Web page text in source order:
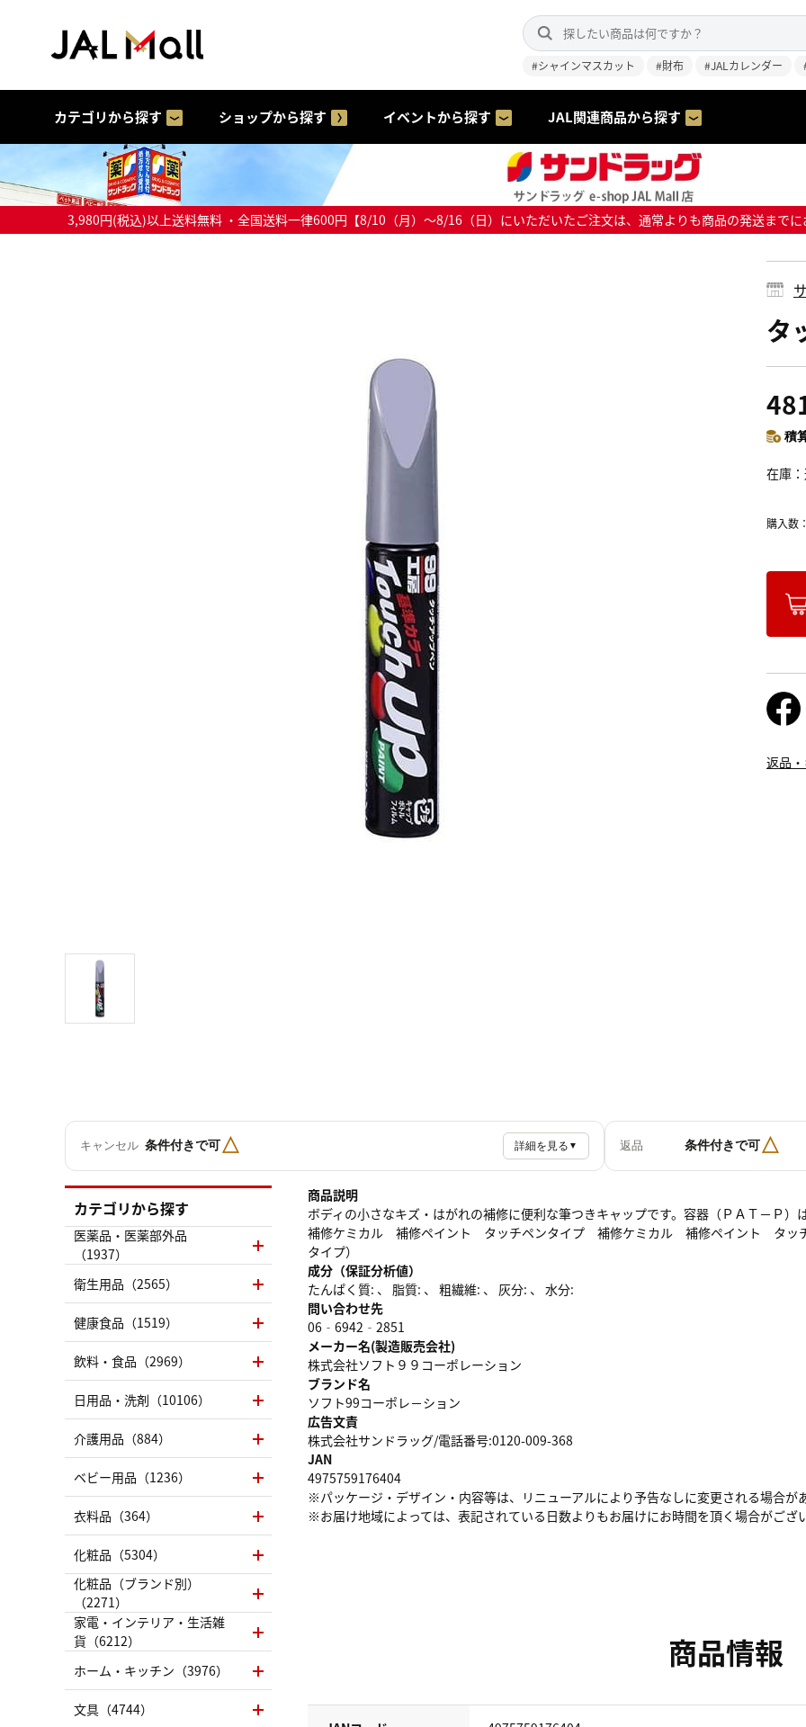
#シャインマスカット #財布 #JALカレンダー
カテゴリから探す ショップから探す イベントから探す JAL関連商品から探す
3,980円(税込)以上送料無料 ・全国送料一律600円【8/10（月）～8/16（日）にいただいたご注文は、通常よりも商品の発送まで
タ
積
在庫
購入数
返品
キャンセル 条件付きで可△ 詳細を見る ▼ 返品 条件付きで可△
商品説明
ボディの小さなキズ・はがれの補修に便利な筆つきキャップです。容器（ＰＡＴ－Ｐ）
補修ケミカル 補修ペイント タッチペンタイプ 補修ケミカル 補修ペイント タ
タイプ）
成分（保証分析値）
たんぱく質: 、 脂質: 、 粗繊維: 、 灰分: 、 水分:
問い合わせ先
06‐6942‐2851
メーカー名(製造販売会社)
株式会社ソフト９９コーポレーション
ブランド名
ソフト99コーポレ－ション
広告文責
株式会社サンドラッグ/電話番号:0120-009-368
JAN
4975759176404
※パッケージ・デザイン・内容等は、リニューアルにより予告なしに変更される場合が
※お届け地域によっては、表記されている日数よりもお届けにお時間を頂く場合がござ
商品情報
カテゴリから探す
医薬品・医薬部外品
（1937）
衛生用品（2565）
健康食品（1519）
飲料・食品（2969）
日用品・洗剤（10106）
介護用品（884）
ベビー用品（1236）
衣料品（364）
化粧品（5304）
化粧品（ブランド別）
（2271）
家電・インテリア・生活雑
貨（6212）
ホーム・キッチン（3976）
文具（4744）